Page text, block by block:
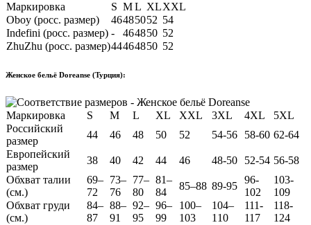
Маркировка S ML XLXXL
Oboy (росс. размер)
46485052 54
Indefini (росс. размер) - 464850 52
ZhuZhu (росс. размер)44464850 52
Женское бельё Doreanse (Турция):
Маркировка S M L XL XXL 3XL 4XL
5XL
Российский
размер
44 46 48 50 52 54-56 58-60 62-64
Европейский
размер
38 40 42 44 46 48-50 52-54 56-58
Обхват талии
(см.)
69–
72
73–
76
77–
80
81–
84
85–88 89-95
96-
102
103-
109
Обхват груди
(см.)
84–
87
88–
91
92–
95
96–
99
100–
103
104–
110
111-
117
118-
124